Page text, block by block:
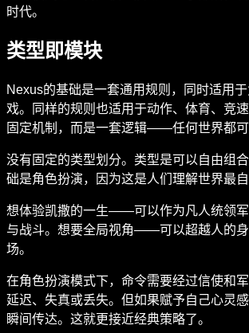
时代。
类型即模块
Nexus的基础是一套通用规则，同时适用
戏。同样的规则也适用于动作、体育、竞
固定机制，而是一套逻辑——任何世界都可
没有固定的类型划分。类型是可以自由组
础是角色扮演，因为这是人们理解世界最自
想体验凯撒的一生——可以作为凡人统领
与战斗。想要全局视角——可以超越人的
场。
在角色扮演模式下，命令需要经过信使和
延迟、失真或丢失。但如果赋予自己心灵
瞬间传达。这就更接近经典策略了。